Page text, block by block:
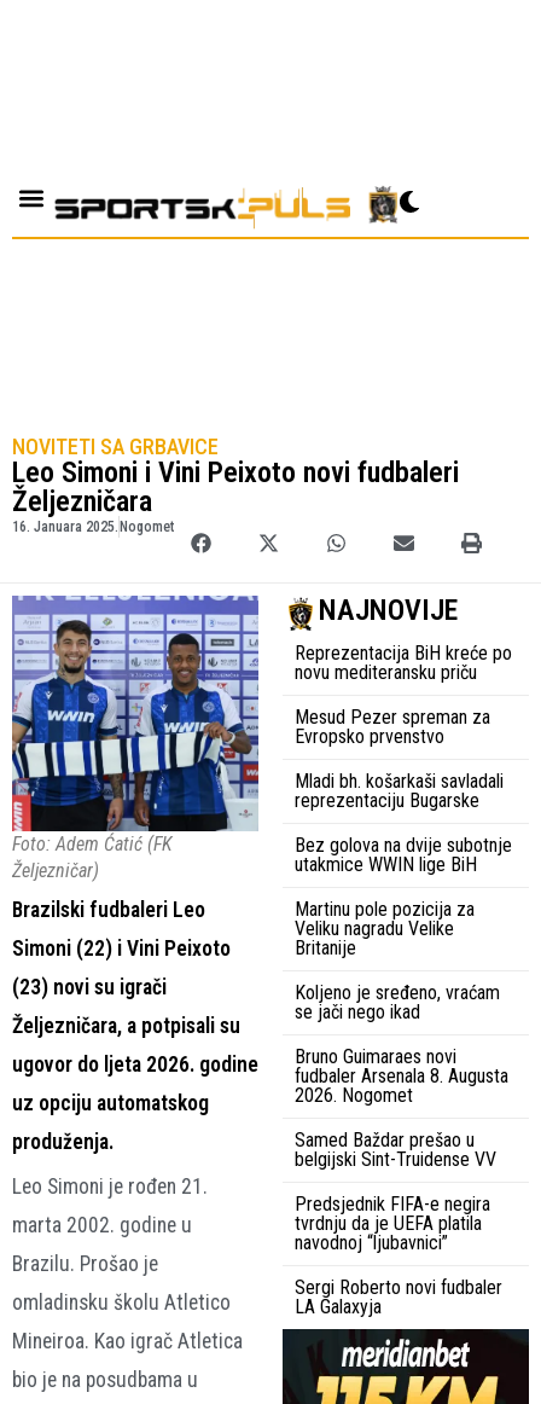
NOVITETI SA GRBAVICE
Leo Simoni i Vini Peixoto novi fudbaleri
Željezničara
16. Januara 2025. Nogomet
Foto: Adem Ćatić (FK
Željezničar)
Brazilski fudbaleri Leo
Simoni (22) i Vini Peixoto
(23) novi su igrači
Željezničara, a potpisali su
ugovor do ljeta 2026. godine
uz opciju automatskog
produženja.
Leo Simoni je rođen 21.
marta 2002. godine u
Brazilu. Prošao je
omladinsku školu Atletico
Mineiroa. Kao igrač Atletica
bio je na posudbama u
NAJNOVIJE
Reprezentacija BiH kreće po
novu mediteransku priču
Mesud Pezer spreman za
Evropsko prvenstvo
Mladi bh. košarkaši savladali
reprezentaciju Bugarske
Bez golova na dvije subotnje
utakmice WWIN lige BiH
Martinu pole pozicija za
Veliku nagradu Velike
Britanije
Koljeno je sređeno, vraćam
se jači nego ikad
Bruno Guimaraes novi
fudbaler Arsenala 8. Augusta
2026. Nogomet
Samed Baždar prešao u
belgijski Sint-Truidense VV
Predsjednik FIFA-e negira
tvrdnju da je UEFA platila
navodnoj “ljubavnici”
Sergi Roberto novi fudbaler
LA Galaxyja